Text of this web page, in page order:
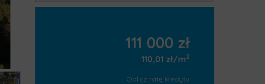
111 000 zł
110,01 zł/m2
Oblicz ratę kredytu